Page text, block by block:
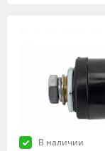
В наличии